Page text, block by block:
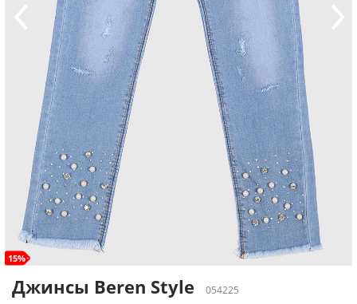
15%
Джинсы Beren Style
054225